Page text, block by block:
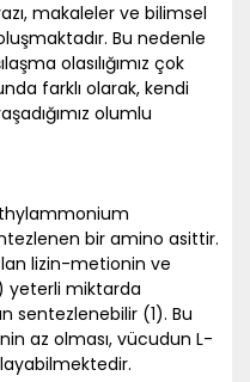
makaleler ve bilimsel
Bu nedenle
olasılığımız çok
farklı olarak, kendi
olumlu
bir amino asittir.
lizin-metionin ve
yeterli miktarda
sentezlenebilir (1). Bu
az olması, vücudun L-